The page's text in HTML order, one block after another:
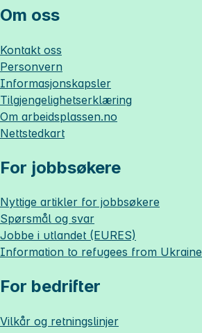
Om oss
Kontakt oss
Personvern
Informasjonskapsler
Tilgjengelighetserklæring
Om arbeidsplassen.no
Nettstedkart
For jobbsøkere
Nyttige artikler for jobbsøkere
Spørsmål og svar
Jobbe i utlandet (EURES)
Information to refugees from Ukraine
For bedrifter
Vilkår og retningslinjer